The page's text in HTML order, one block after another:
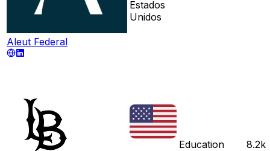
Aleut Federal
Estados
Unidos
Education 8.2k